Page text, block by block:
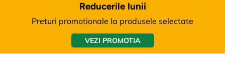
Reducerile lunii
Preturi promotionale la produsele selectate
VEZI PROMOTIA